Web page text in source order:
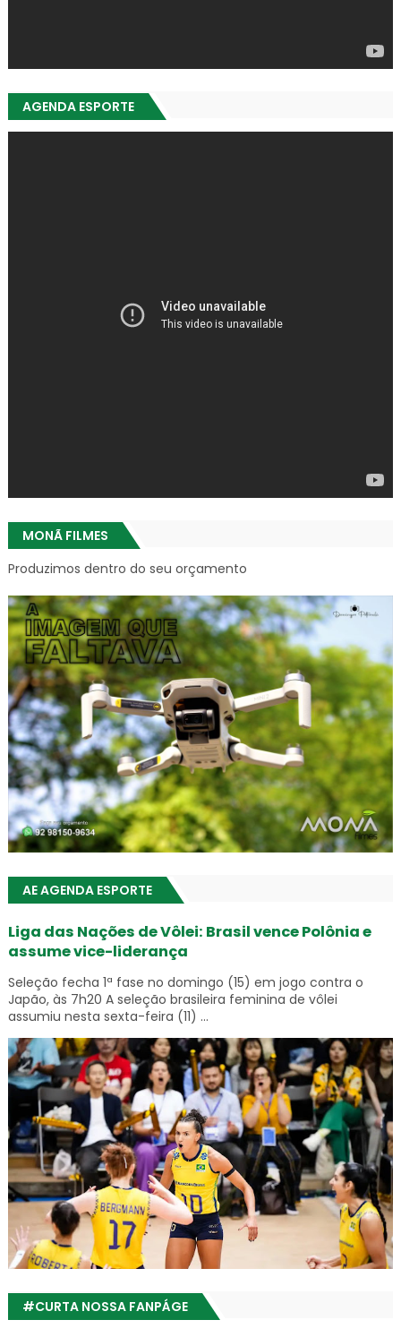
AGENDA ESPORTE
MONÃ FILMES
Produzimos dentro do seu orçamento
AE AGENDA ESPORTE
Liga das Nações de Vôlei: Brasil vence Polônia e
assume vice-liderança
Seleção fecha 1ª fase no domingo (15) em jogo contra o
Japão, às 7h20 A seleção brasileira feminina de vôlei
assumiu nesta sexta-feira (11) ...
#CURTA NOSSA FANPÁGE